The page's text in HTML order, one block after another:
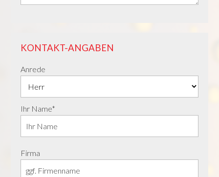
KONTAKT-ANGABEN
Anrede
Ihr Name*
Firma